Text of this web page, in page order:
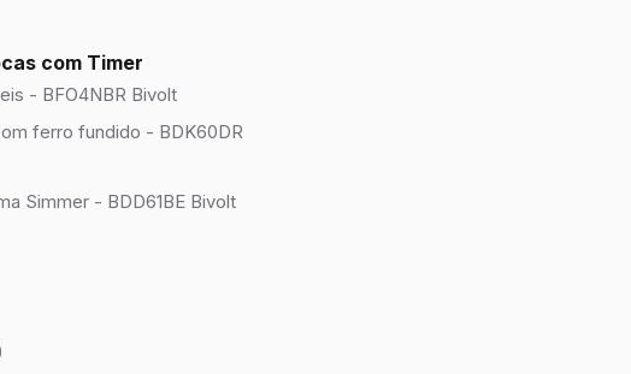
com Timer
- BFO4NBR Bivolt
ferro fundido - BDK60DR
Simmer - BDD61BE Bivolt